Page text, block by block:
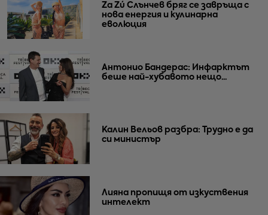
Za Zú Слънчев бряг се завръща с
нова енергия и кулинарна
еволюция
Антонио Бандерас: Инфарктът
беше най-хубавото нещо...
Калин Вельов разбра: Трудно е да
си министър
Лияна пропищя от изкуствения
интелект